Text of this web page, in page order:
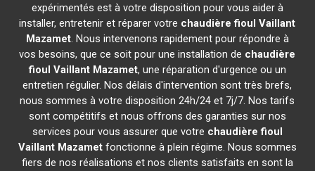
expérimentés est à votre disposition pour vous aider à
installer, entretenir et réparer votre chaudière fioul Vaillant
Mazamet. Nous intervenons rapidement pour répondre à
vos besoins, que ce soit pour une installation de chaudière
fioul Vaillant Mazamet, une réparation d'urgence ou un
entretien régulier. Nos délais d'intervention sont très brefs,
nous sommes à votre disposition 24h/24 et 7j/7. Nos tarifs
sont compétitifs et nous offrons des garanties sur nos
services pour vous assurer que votre chaudière fioul
Vaillant Mazametfonctionne à plein régime. Nous sommes
fiers de nos réalisations et nos clients satisfaits en sont la